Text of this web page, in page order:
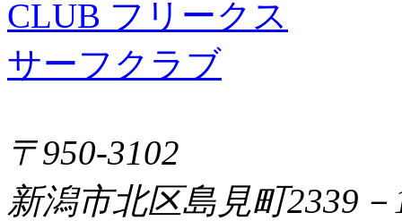
〒950-3102
新潟市北区島見町2339－